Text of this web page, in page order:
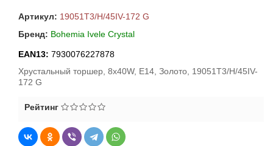
Артикул: 19051T3/H/45IV-172 G
Бренд: Bohemia Ivele Crystal
EAN13: 7930076227878
Хрустальный торшер, 8x40W, E14, Золото, 19051T3/H/45IV-
172 G
Рейтинг